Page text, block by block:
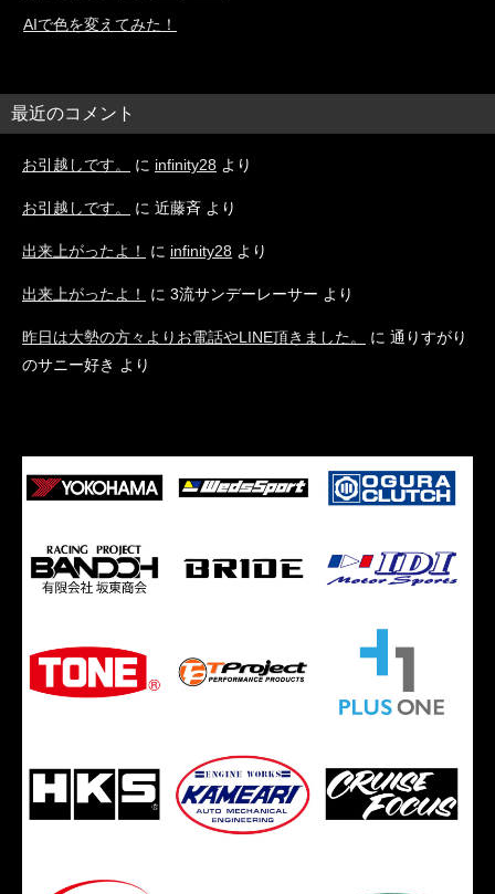
AIで色を変えてみた！
最近のコメント
お引越しです。 に infinity28 より
お引越しです。 に 近藤斉 より
出来上がったよ！ に infinity28 より
出来上がったよ！ に 3流サンデーレーサー より
昨日は大勢の方々よりお電話やLINE頂きました。 に 通りすがり
のサニー好き より